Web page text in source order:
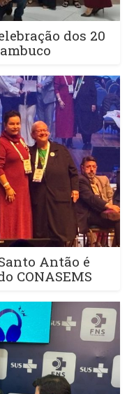
dos 20
Antão é
CONASEMS